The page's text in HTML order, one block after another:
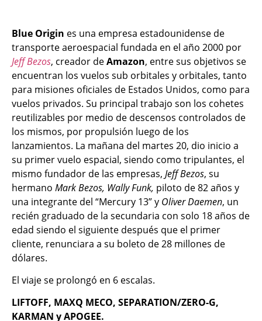
Blue Origin es una empresa estadounidense de
transporte aeroespacial fundada en el año 2000 por
Jeff Bezos, creador deAmazon, entre sus objetivos se
encuentran los vuelos sub orbitales y orbitales, tanto
para misiones oficiales de Estados Unidos, como para
vuelos privados.​ Su principal trabajo son los cohetes
reutilizables por medio de descensos controlados de
los mismos, por propulsión luego de los
lanzamientos. La mañana del martes 20, dio inicio a
su primer vuelo espacial, siendo como tripulantes, el
mismo fundador de las empresas, Jeff Bezos, su
hermano Mark Bezos, Wally Funk, piloto de 82 años y
una integrante del “Mercury 13” y Oliver Daemen, un
recién graduado de la secundaria con solo 18 años de
edad siendo el siguiente después que el primer
cliente, renunciara a su boleto de 28 millones de
dólares.
El viaje se prolongó en 6 escalas.
LIFTOFF, MAXQ MECO, SEPARATION/ZERO-G,
KARMAN y APOGEE.